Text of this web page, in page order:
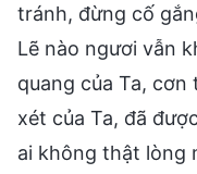
tránh, đừng cố
Lẽ nào ngươi vẫn
quang của Ta, cơn
xét của Ta, đã
ai không thật lòng